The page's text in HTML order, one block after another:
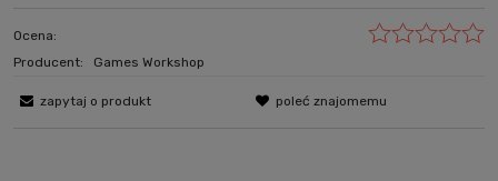
Ocena:
Producent:
Games Workshop
zapytaj o produkt poleć znajomemu